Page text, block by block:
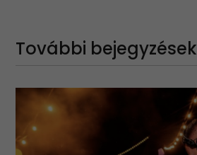
További bejegyzések